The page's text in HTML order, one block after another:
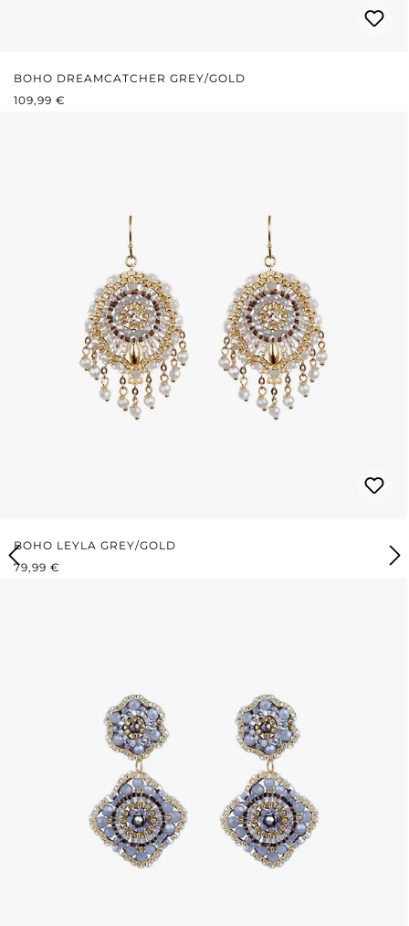
BOHO DREAMCATCHER GREY/GOLD
REGULÄRER PREIS:
109,99 €
BOHO LEYLA GREY/GOLD
REGULÄRER PREIS:
79,99 €